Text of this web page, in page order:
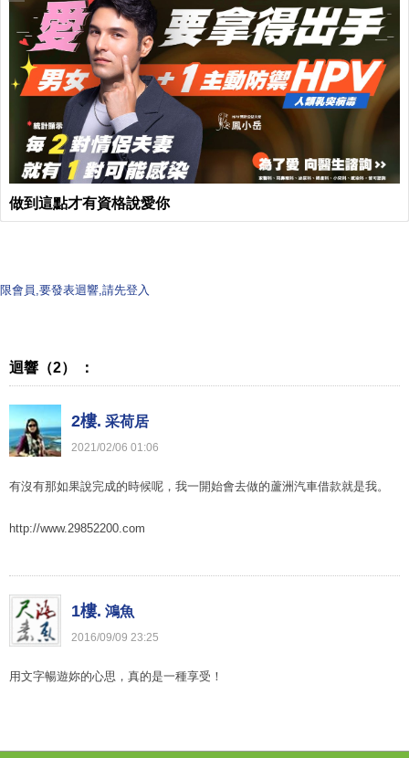
做到這點才有資格說愛你
限會員,要發表迴響,請先登入
迴響（2） ：
2樓. 采荷居
2021/02/06 01:06
有沒有那如果說完成的時候呢，我一開始會去做的蘆洲汽車借款就是我。
http://www.29852200.com
1樓. 鴻魚
2016/09/09 23:25
用文字暢遊妳的心思，真的是一種享受！